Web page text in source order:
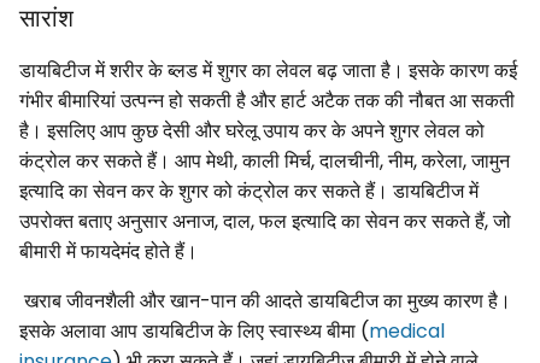
सारांश
डायबिटीज में शरीर के ब्लड में शुगर का लेवल बढ़ जाता है। इसके कारण कई
गंभीर बीमारियां उत्पन्न हो सकती है और हार्ट अटैक तक की नौबत आ सकती
है। इसलिए आप कुछ देसी और घरेलू उपाय कर के अपने शुगर लेवल को
कंट्रोल कर सकते हैं। आप मेथी, काली मिर्च, दालचीनी, नीम, करेला, जामुन
इत्यादि का सेवन कर के शुगर को कंट्रोल कर सकते हैं। डायबिटीज में
उपरोक्त बताए अनुसार अनाज, दाल, फल इत्यादि का सेवन कर सकते हैं, जो
बीमारी में फायदेमंद होते हैं।
खराब जीवनशैली और खान-पान की आदते डायबिटीज का मुख्य कारण है।
इसके अलावा आप डायबिटीज के लिए स्वास्थ्य बीमा (medical